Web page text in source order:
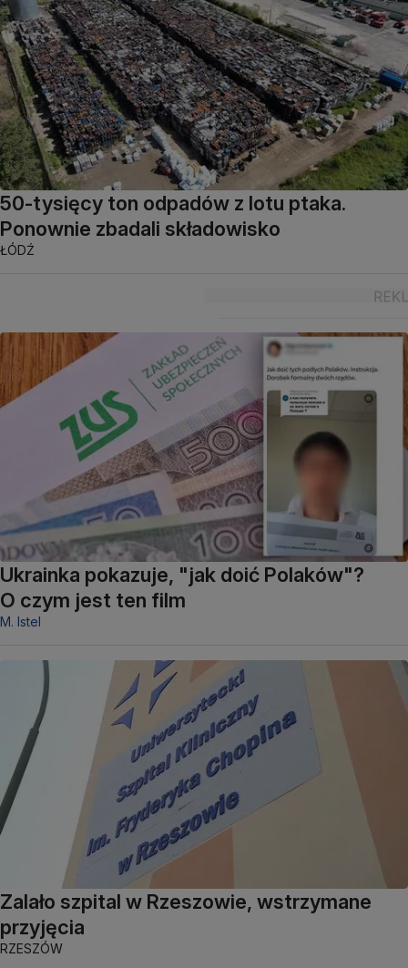
50-tysięcy ton odpadów z lotu ptaka.
Ponownie zbadali składowisko
ŁÓDŹ
Ukrainka pokazuje, "jak doić Polaków"?
O czym jest ten film
M. Istel
Zalało szpital w Rzeszowie, wstrzymane
przyjęcia
RZESZÓW